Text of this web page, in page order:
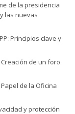
de la presidencia
las nuevas
Principios clave y
Creación de un foro
Papel de la Oficina
y protección